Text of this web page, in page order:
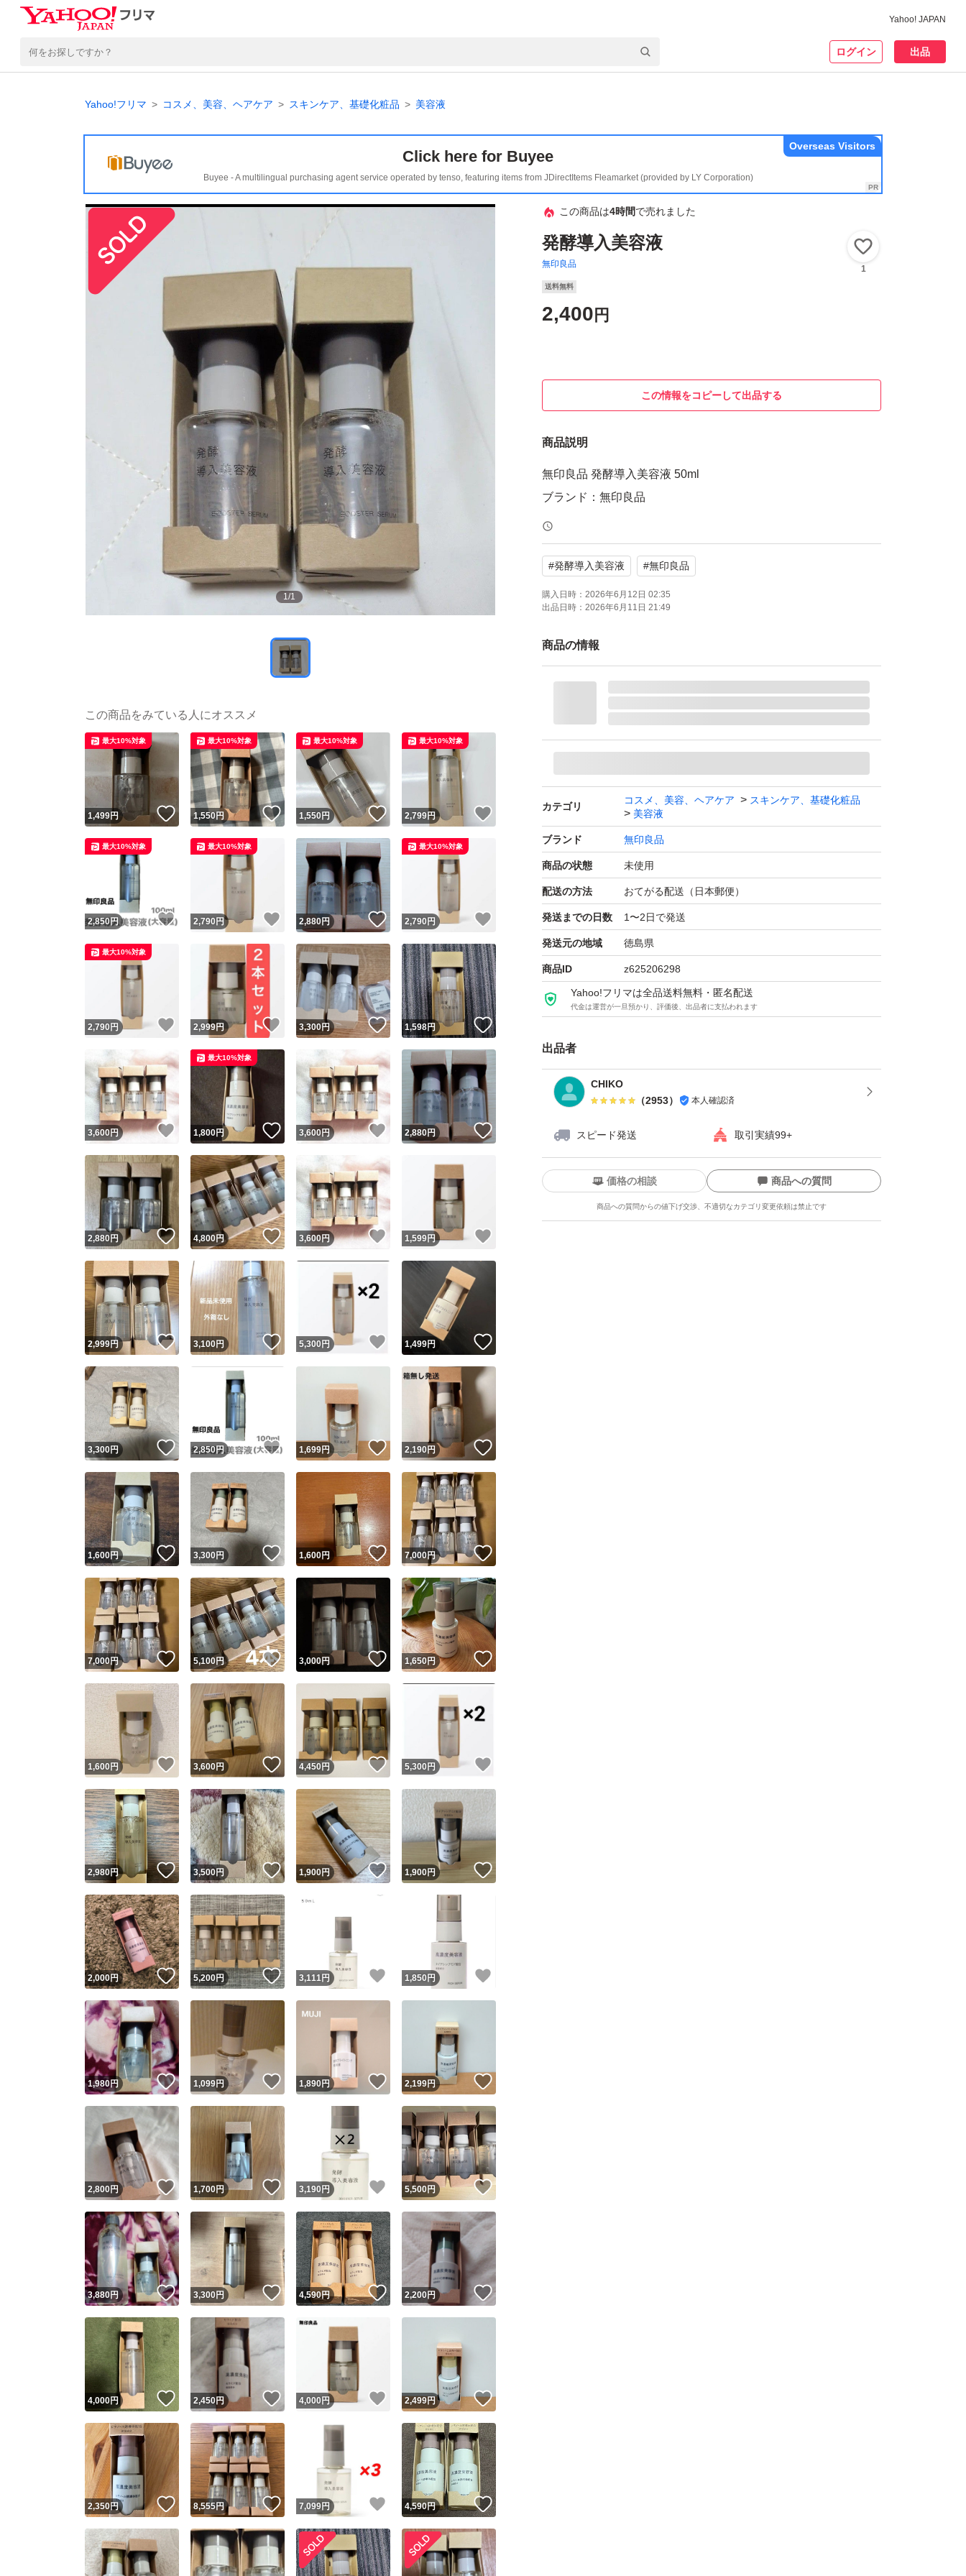
Yahoo! JAPAN
ログイン 出品
Yahoo!フリマ コスメ、美容、ヘアケア スキンケア、基礎化粧品 美容液
Click here for Buyee
Buyee - A multilingual purchasing agent service operated by tenso, featuring items from JDirectItems Fleamarket (provided by LY Corporation)
Overseas Visitors
1/1
この商品は4時間で売れました
発酵導入美容液
無印良品 1
送料無料
2,400 円
この情報をコピーして出品する
商品説明
無印良品 発酵導入美容液 50ml
ブランド：無印良品
#発酵導入美容液 #無印良品
購入日時： 2026年6月12日 02:35
出品日時： 2026年6月11日 21:49
商品の情報
カテゴリ
コスメ、美容、ヘアケア
スキンケア、基礎化粧品
美容液
ブランド 無印良品
商品の状態 未使用
配送の方法 おてがる配送（日本郵便）
発送までの日数 1〜2日で発送
発送元の地域 徳島県
商品ID z625206298
Yahoo!フリマは全品送料無料・匿名配送
代金は運営が一旦預かり、評価後、出品者に支払われます
出品者
CHIKO
（2953） 本人確認済
スピード発送 取引実績99+
ユーザーの実績について
Yahoo!フリマが定めた一定の基準を満たしたユーザーにバッジを付与しています
安心取引出品者
安心取引出品者 Yahoo!フリマの基準をクリアした安心・安全なユーザーです
取引実績
取引実績◯+ このユーザーはYahoo!フリマの取引を完了させた実績があります
他フリマ実績◯+ このユーザーは他フリマサービスでの取引実績があります
スピード&安心発送
※このバッジは実績に基づく表示であり、発送を保証しているものではありません
スピード＆安心発送
このユーザーは高頻度で24時間以内＆設定した発送日数内に発送してい
スピード発送 このユーザーは高頻度で24時間以内に発送しています
安心発送 このユーザーは設定した発送日数内に発送しています
価格の相談 商品への質問
商品への質問からの値下げ交渉、不適切なカテゴリ変更依頼は禁止です
この商品の情報をコピーします
商品画像の無断転載は禁止されています
コピーは
1商品につき1回 です
出品ページへ
キャンセル
この商品をみている人にオススメ
1,499円 いいね！
最大10%対象
1,550円 いいね！
最大10%対象
1,550円 いいね！
最大10%対象
2,799円
最大10%対象
2,850円 いいね！
最大10%対象
2,790 円 いいね！
最大10%対象
2,880円 いいね！
2,790 円
最大10%対象
2,790 円 いいね！
最大10%対象
2,999円 いいね！
3,300円 いいね！
1,598円 いいね！
3,600円 いいね！
1,800円 いいね！
最大10%対象
3,600円 いいね！
2,880円
2,880円 いいね！
4,800円 いいね！
3,600円 いいね！
1,599円
2,999円 いいね！
3,100円 いいね！
5,300 円 いいね！
1,499円
3,300円 いいね！
2,850円 いいね！
1,699円 いいね！
2,190円
1,600円 いいね！
3,300円 いいね！
1,600円 いいね！
7,000円
7,000円 いいね！
5,100円 いいね！
3,000円 いいね！
1,650円 いいね！
1,600円 いいね！
3,600円 いいね！
4,450円 いいね！
5,300 円
2,980円 いいね！
3,500円 いいね！
1,900円 いいね！
1,900円
2,000円 いいね！
5,200円 いいね！
3,111円 いいね！
1,850 円
1,980円 いいね！
1,099円 いいね！
1,890円 いいね！
2,199円
2,800円 いいね！
1,700円 いいね！
3,190 円 いいね！
5,500円 いいね！
3,880円 いいね！
3,300円 いいね！
4,590円 いいね！
2,200円 いいね！
4,000円 いいね！
2,450円 いいね！
4,000 円 いいね！
2,499円 いいね！
2,350円 いいね！
8,555円 いいね！
7,099円 いいね！
4,590円 いいね！